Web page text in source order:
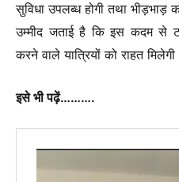
सुविधा उपलब्ध होगी तथा
उम्मीद जताई है कि इस कदम से
करने वाले यात्रियों को राहत
इसे भी पढ़ें……….